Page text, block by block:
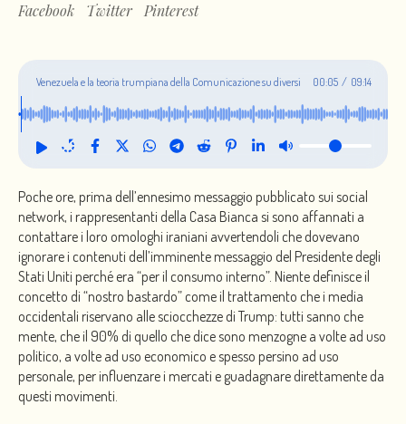
Facebook Twitter Pinterest
Venezuela e la teoria trumpiana della Comunicazione su diversi
palcoscenici
00:06 / 09:14
Poche ore, prima dell’ennesimo messaggio pubblicato sui social
network, i rappresentanti della Casa Bianca si sono affannati a
contattare i loro omologhi iraniani avvertendoli che dovevano
ignorare i contenuti dell’imminente messaggio del Presidente degli
Stati Uniti perché era “per il consumo interno”. Niente definisce il
concetto di “nostro bastardo” come il trattamento che i media
occidentali riservano alle sciocchezze di Trump: tutti sanno che
mente, che il 90% di quello che dice sono menzogne a volte ad uso
politico, a volte ad uso economico e spesso persino ad uso
personale, per influenzare i mercati e guadagnare direttamente da
questi movimenti.